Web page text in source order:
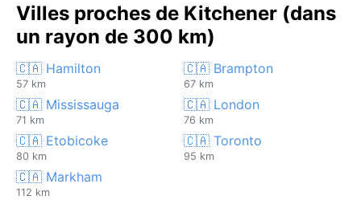
Villes proches de Kitchener (dans
un rayon de 300 km)
🇨🇦 Hamilton
57 km
🇨🇦 Brampton
67 km
🇨🇦 Mississauga
71 km
🇨🇦 London
76 km
🇨🇦 Etobicoke
80 km
🇨🇦 Toronto
95 km
🇨🇦 Markham
112 km